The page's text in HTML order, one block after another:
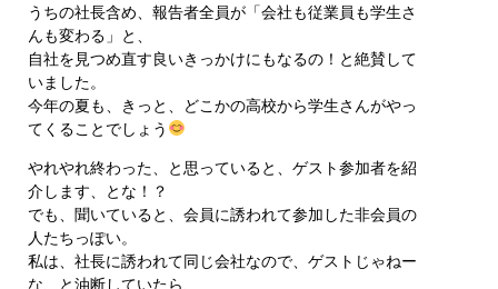
うちの社長含め、報告者全員が「会社も従業員も学生さ
んも変わる」と、
自社を見つめ直す良いきっかけにもなるの！と絶賛して
いました。
今年の夏も、きっと、どこかの高校から学生さんがやっ
てくることでしょう
やれやれ終わった、と思っていると、ゲスト参加者を紹
介します、とな！？
でも、聞いていると、会員に誘われて参加した非会員の
人たちっぽい。
私は、社長に誘われて同じ会社なので、ゲストじゃねー
な、と油断していたら、